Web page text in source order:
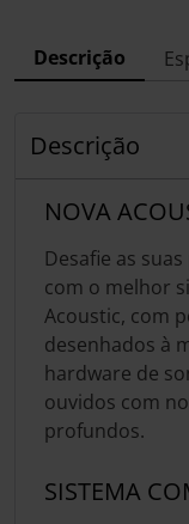
Descrição
Descrição
NOVA
Desafie as
com o melhor
Acoustic, com
desenhados à
hardware de
ouvidos com
profundos.
SISTEMA